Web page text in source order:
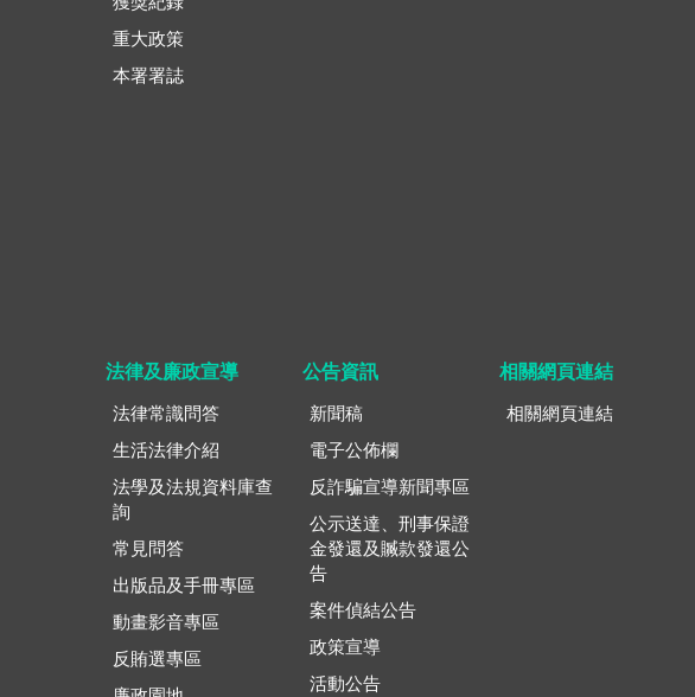
重大政策
本署署誌
法律及廉政宣導
法律常識問答
生活法律介紹
法學及法規資料庫查
詢
常見問答
出版品及手冊專區
動畫影音專區
反賄選專區
公告資訊
新聞稿
電子公佈欄
反詐騙宣導新聞專區
公示送達、刑事保證
金發還及贓款發還公
告
案件偵結公告
政策宣導
活動公告
相關網頁連結
相關網頁連結